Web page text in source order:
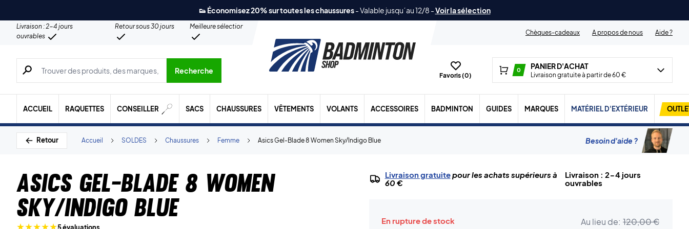
👟 Économisez 20% sur toutes les chaussures-Valable jusqu´au 12/8 -Voir la sélection
Livraison : 2-4 jours
ouvrables
Retour sous 30 jours
Meilleure sélection
Chèques-cadeaux
A propos de nous Aide ?
Recherche de produits, de marques, etc.
Recherche
Favoris (0)
0 PANIER D'ACHAT
Livraison gratuite à partir de 60 €
ACCUEIL RAQUETTES CONSEILLER SACS CHAUSSURES VÊTEMENTS VOLANTS ACCESSOIRES BADMINTON GUIDES MARQUES MATÉRIEL D'EXTÉRIEUR
Retour Asics Gel-Blade 8 Women Sky/Indigo Blue
Femme
Chaussures
SOLDES
Accueil Besoin d'aide ?
Asics Gel-Blade 8 Women
Sky/Indigo Blue
Livraison gratuitepour les achats supérieurs à
60 €
Livraison : 2-4 jours
ouvrables
En rupture de stock Au lieu de: 120,00 €